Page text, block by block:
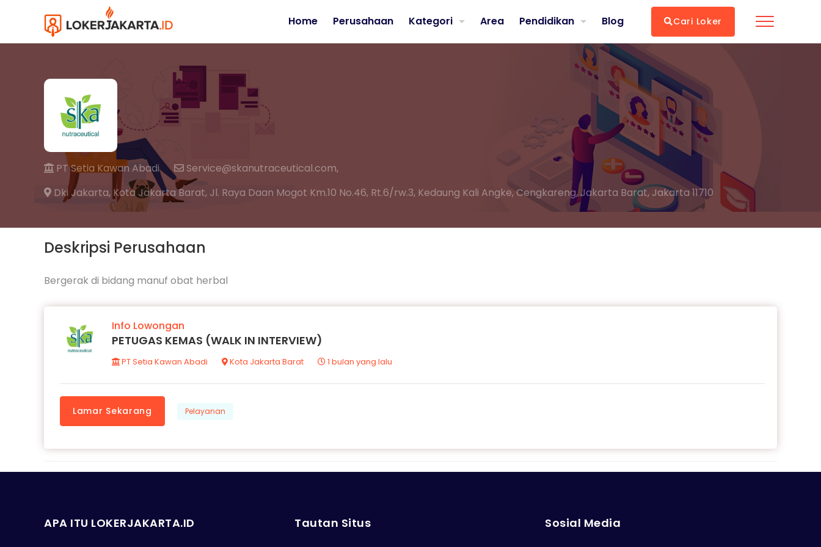
PT Setia Kawan Abadi
Service@skanutraceutical.com,
Dki Jakarta, Kota Jakarta Barat, Jl. Raya Daan Mogot Km.10 No.46, Rt.6/rw.3, Kedaung Kali Angke, Cengkareng, Jakarta Barat, Jakarta 11710
Home Perusahaan Kategori Area Pendidikan Blog Cari Loker
Deskripsi Perusahaan
Bergerak di bidang manuf obat herbal
Info Lowongan
PETUGAS KEMAS (WALK IN INTERVIEW)
PT Setia Kawan Abadi Kota Jakarta Barat 1 bulan yang lalu
Lamar Sekarang Pelayanan
APA ITU LOKERJAKARTA.ID Tautan Situs Sosial Media